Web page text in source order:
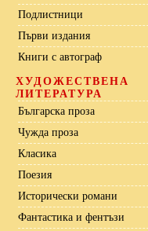
Подлистници
Първи издания
Книги с автограф
ХУДОЖЕСТВЕНА
ЛИТЕРАТУРА
Българска проза
Чужда проза
Класика
Поезия
Исторически романи
Фантастика и фентъзи